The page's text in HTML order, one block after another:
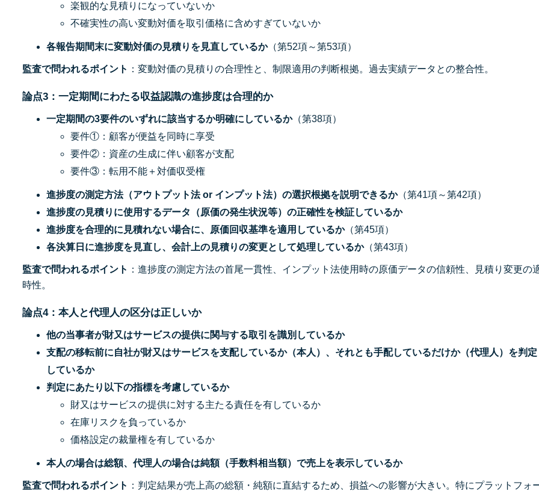
楽観的な見積りになっていないか
不確実性の高い変動対価を取引価格に含めすぎていないか
各報告期間末に変動対価の見積りを見直しているか（第52項～第53項）
監査で問われるポイント ：変動対価の見積りの合理性と、制限適用の判断根拠。過去実績データとの整合性。
論点3：一定期間にわたる収益認識の進捗度は合理的か
一定期間の3要件のいずれに該当するか明確にしているか（第38項）
要件①：顧客が便益を同時に享受
要件②：資産の生成に伴い顧客が支配
要件③：転用不能＋対価収受権
進捗度の測定方法（アウトプット法 or インプット法）の選択根拠を説明できるか（第41項～第42項）
進捗度の見積りに使用するデータ（原価の発生状況等）の正確性を検証しているか
進捗度を合理的に見積れない場合に、原価回収基準を適用しているか（第45項）
各決算日に進捗度を見直し、会計上の見積りの変更として処理しているか（第43項）
監査で問われるポイント ：進捗度の測定方法の首尾一貫性、インプット法使用時の原価データの信頼性、見積り変更の
時性。
論点4：本人と代理人の区分は正しいか
他の当事者が財又はサービスの提供に関与する取引を識別しているか
支配の移転前に自社が財又はサービスを支配しているか（本人）、それとも手配しているだけか（代理人）を判定
しているか
判定にあたり以下の指標を考慮しているか
財又はサービスの提供に対する主たる責任を有しているか
在庫リスクを負っているか
価格設定の裁量権を有しているか
本人の場合は総額、代理人の場合は純額（手数料相当額）で売上を表示しているか
監査で問われるポイント ：判定結果が売上高の総額・純額に直結するため、損益への影響が大きい。特にプラットフォ